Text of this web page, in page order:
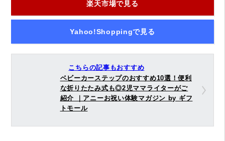
楽天市場で見る
Yahoo!Shoppingで見る
こちらの記事もおすすめ
ベビーカーステップのおすすめ10選！便利
な折りたたみ式も◎2児ママライターがご
紹介 ｜アニーお祝い体験マガジン by ギフ
トモール